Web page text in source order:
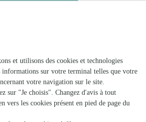
livrer des fleurs
Bonnet-près-Bort et
Les
Fleuristes